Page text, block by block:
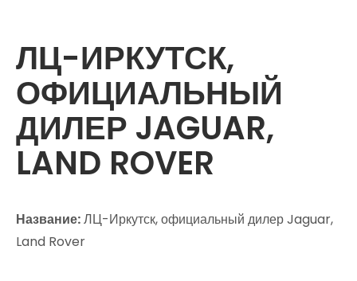
ЛЦ-ИРКУТСК,
ОФИЦИАЛЬНЫЙ
ДИЛЕР JAGUAR,
LAND ROVER
Название:ЛЦ-Иркутск, официальный дилер Jaguar,
Land Rover